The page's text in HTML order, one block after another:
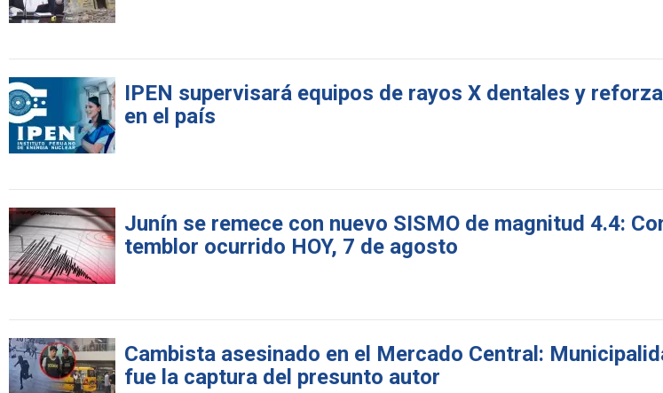
IPEN supervisará equipos de rayos X dentales y
en el país
Junín se remece con nuevo SISMO de magnitud 4.4:
temblor ocurrido HOY, 7 de agosto
Cambista asesinado en el Mercado Central:
fue la captura del presunto autor